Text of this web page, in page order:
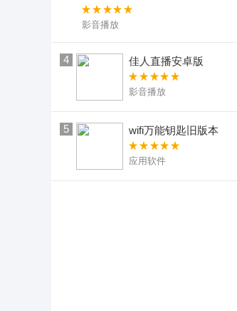
影音播放
4 佳人直播安卓版
影音播放
5 wifi万能钥匙旧版本
应用软件